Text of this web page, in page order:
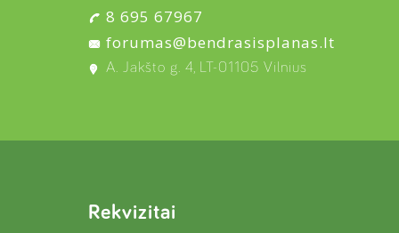
8 695 67967
forumas@bendrasisplanas.lt
A. Jakšto g. 4, LT-01105 Vilnius
Rekvizitai